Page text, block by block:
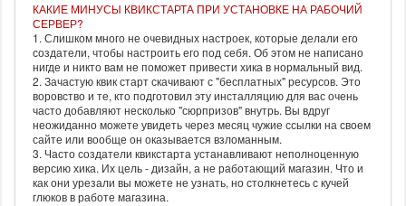
КАКИЕ МИНУСЫ КВИКСТАРТА ПРИ УСТАНОВКЕ НА РАБОЧИЙ
СЕРВЕР?
1. Слишком много не очевидных настроек, которые делали его
создатели, чтобы настроить его под себя. Об этом не написано
нигде и никто вам не поможет привести хика в нормальный вид.
2. Зачастую квик старт скачивают с "бесплатных" ресурсов. Это
воровство и те, кто подготовил эту инсталляцию для вас очень
часто добавляют несколько "сюрпризов" внутрь. Вы вдруг
неожиданно можете увидеть через месяц чужие ссылки на своем
сайте или вообще он оказывается взломанным.
3. Часто создатели квикстарта устанавливают неполноценную
версию хика. Их цель - дизайн, а не работающий магазин. Что и
как они урезали вы можете не узнать, но столкнетесь с кучей
глюков в работе магазина.